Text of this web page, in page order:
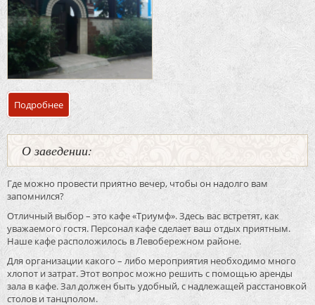
Подробнее о Банкетный зал кафе «Триумф»
О заведении:
Где можно провести приятно вечер, чтобы он надолго вам
запомнился?
Отличный выбор – это кафе «Триумф». Здесь вас встретят, как
уважаемого гостя. Персонал кафе сделает ваш отдых приятным.
Наше кафе расположилось в Левобережном районе.
Для организации какого – либо мероприятия необходимо много
хлопот и затрат. Этот вопрос можно решить с помощью аренды
зала в кафе. Зал должен быть удобный, с надлежащей расстановкой
столов и танцполом.